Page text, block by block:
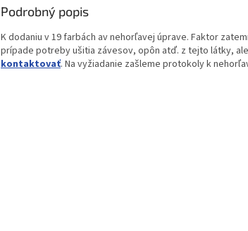
Podrobný popis
K dodaniu v 19 farbách av nehorľavej úprave. Faktor
prípade potreby ušitia závesov, opôn atď. z tejto látky,
kontaktovať. Na vyžiadanie zašleme protokoly k